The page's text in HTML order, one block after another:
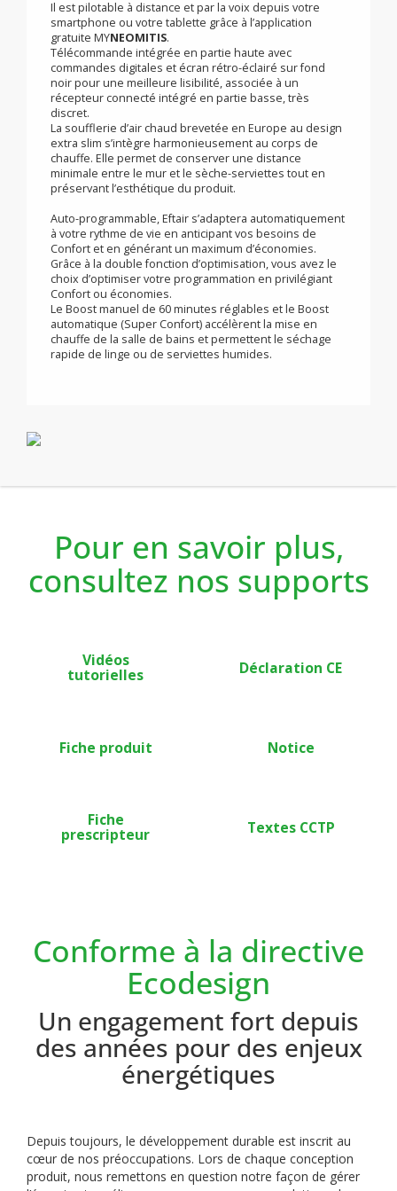
Eftair est un concentré de technologies mises au
service de votre confort et de la baisse de vos
consommations tout en vous simplifiant la vie.
Directement connectable à Internet au travers de la box
de votre opérateur téléphonique, sans autre
accessoire. Et connectable via une BOX IOT utilisant le
Zigbee 3.0.
Il est pilotable à distance et par la voix depuis votre
smartphone ou votre tablette grâce à l’application
gratuite MYNEOMITIS.
Télécommande intégrée en partie haute avec
noir pour une meilleure lisibilité, associée à un
récepteur connecté intégré en partie basse, très
discret.
La soufflerie d’air chaud brevetée en Europe au design
extra slim s’intègre harmonieusement au corps de
chauffe. Elle permet de conserver une distance
minimale entre le mur et le sèche-serviettes tout en
préservant l’esthétique du produit.
automatique (Super Confort) accélèrent la mise en
Pour en savoir plus,
consultez nos supports
Vidéos
tutorielles Déclaration CE
Fiche produit Notice
Fiche
prescripteur Textes CCTP
Conforme à la directive
Ecodesign
Un engagement fort depuis
des années pour des enjeux
énergétiques
Depuis toujours, le développement durable est inscrit au
cœur de nos préoccupations. Lors de chaque conception
produit, nous remettons en question notre façon de gérer